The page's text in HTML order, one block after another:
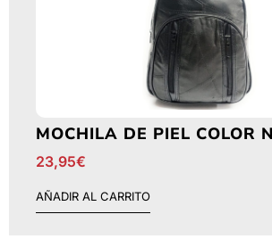
MOCHILA DE PIEL COLOR
23,95€
AÑADIR AL CARRITO